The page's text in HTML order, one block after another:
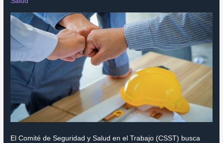
estas
son
obligaciones
que
toda
debe
revisar
El Comité de Seguridad y Salud en el Trabajo (CSST) busca